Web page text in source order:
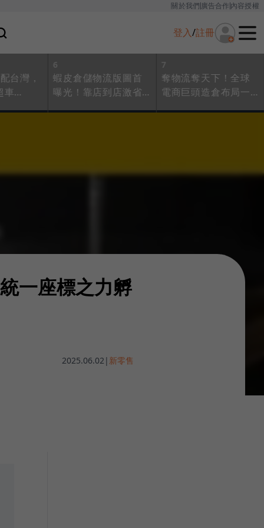
關於我們廣告合作內容授權
登入/註冊
台灣，
車
6
蝦皮倉儲物流版圖首
曝光！靠店到店激省
7
奪物流奪天下！全球
電商巨頭造倉布局一
一座標之力孵
2025.06.02 | 新零售